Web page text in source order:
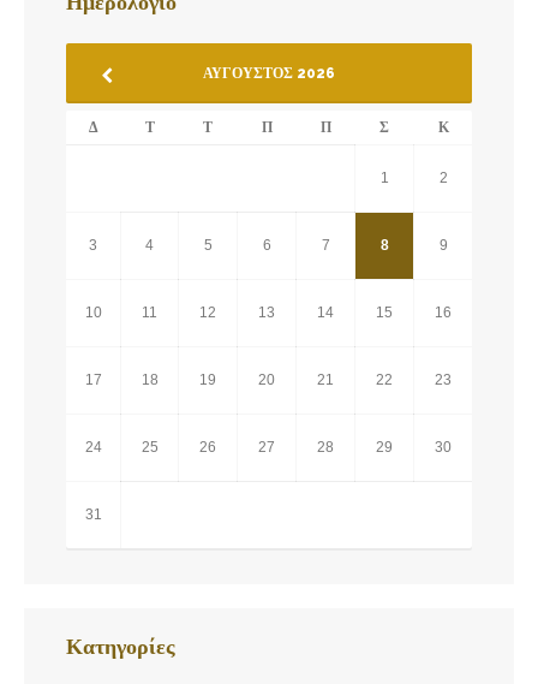
ΑΎΓΟΥΣΤΟΣ 2026
Δ Τ Τ Π Π Σ Κ
1 2
3 4 5 6 7 8 9
10 11 12 13 14 15 16
17 18 19 20 21 22 23
24 25 26 27 28 29 30
31
Κατηγορίες